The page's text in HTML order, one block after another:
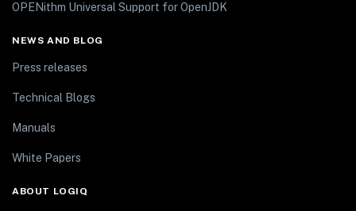
OPENithm Universal Support for OpenJDK
NEWS AND BLOG
Press releases
Technical Blogs
Manuals
White Papers
ABOUT LOGIQ